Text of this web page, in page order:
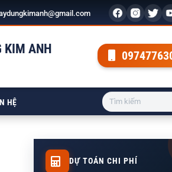
KIM ANH
HỆ
DỰ TOÁN CHI PHÍ